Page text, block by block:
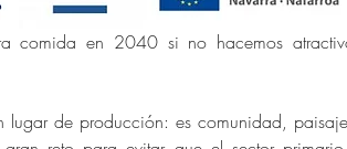
comida en 2040 si no hacemos
lugar de producción: es comunidad,